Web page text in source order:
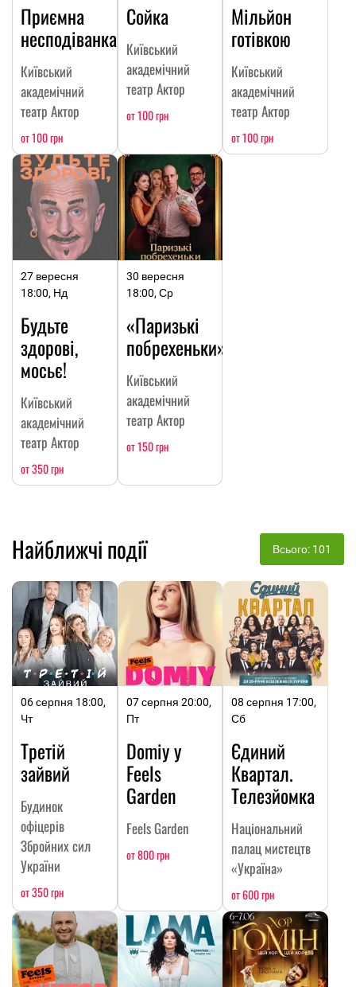
Приємна
несподіванка
Київський
академічний
театр Актор
от 100 грн
Сойка
Київський
академічний
театр Актор
от 100 грн
Мільйон
готівкою
Київський
академічний
театр Актор
от 100 грн
27 вересня
18:00, Нд
Будьте
здорові,
мосьє!
Київський
академічний
театр Актор
от 350 грн
30 вересня
18:00, Ср
«Паризькі
побрехеньки»
Київський
академічний
театр Актор
от 150 грн
Найближчі події Всього: 101
06 серпня 18:00,
Чт
Третій
зайвий
Будинок
офіцерів
Збройних сил
України
от 350 грн
07 серпня 20:00,
Пт
Domiy у
Feels
Garden
Feels Garden
от 800 грн
08 серпня 17:00,
Сб
Єдиний
Квартал.
Телезйомка
Національний
палац мистецтв
«Україна»
от 600 грн